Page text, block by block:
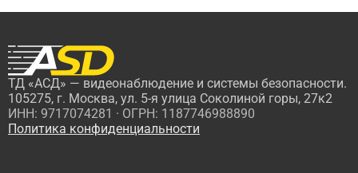
ТД «АСД» — видеонаблюдение и системы безопасности.
105275, г. Москва, ул. 5-я улица Соколиной горы, 27к2
ИНН: 9717074281 · ОГРН: 1187746988890
Политика конфиденциальности